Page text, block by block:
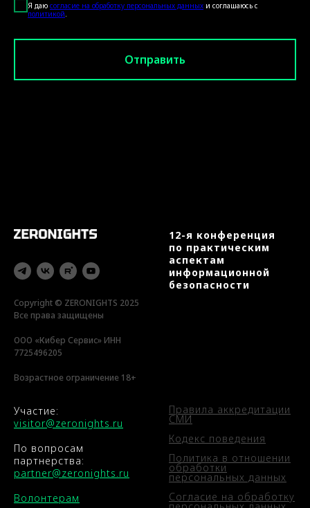
Я даю согласие на обработку персональных данных и соглашаюсь c
политикой.
Отправить
Copyright © ZERONIGHTS 2025
Все права защищены
ООО «Кибер Сервис» ИНН
7725496205
Возрастное ограничение 18+
12-я конференция
по практическим
аспектам
информационной
безопасности
Участие:
visitor@zeronights.ru
По вопросам
партнерства:
partner@zeronights.ru
Волонтерам
Правила аккредитации
СМИ
Кодекс поведения
Политика в отношении
обработки
персональных данных
Согласие на обработку